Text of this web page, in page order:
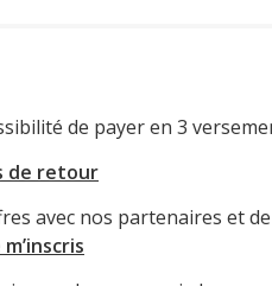
de payer en 3
de retour
avec nos partenaires et
m’inscris